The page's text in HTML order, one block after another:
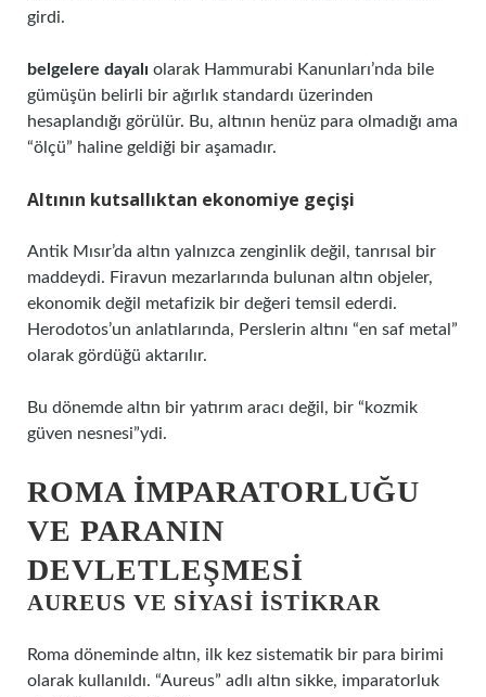
girdi.
belgelere dayalı olarak Hammurabi Kanunları’nda bile
gümüşün belirli bir ağırlık standardı üzerinden
hesaplandığı görülür. Bu, altının henüz para olmadığı ama
“ölçü” haline geldiği bir aşamadır.
Altının kutsallıktan ekonomiye geçişi
Antik Mısır’da altın yalnızca zenginlik değil, tanrısal bir
maddeydi. Firavun mezarlarında bulunan altın objeler,
ekonomik değil metafizik bir değeri temsil ederdi.
Herodotos’un anlatılarında, Perslerin altını “en saf metal”
olarak gördüğü aktarılır.
Bu dönemde altın bir yatırım aracı değil, bir “kozmik
güven nesnesi”ydi.
ROMA İMPARATORLUĞU
VE PARANIN
DEVLETLEŞMESI
AUREUS VE SIYASI ISTIKRAR
Roma döneminde altın, ilk kez sistematik bir para birimi
olarak kullanıldı. “Aureus” adlı altın sikke, imparatorluk